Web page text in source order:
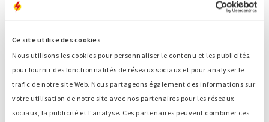
Ce site utilise des cookies
Nous utilisons les cookies pour personnaliser le contenu et les publicités,
pour fournir des fonctionnalités de réseaux sociaux et pour analyser le
trafic de notre site Web. Nous partageons également des informations sur
votre utilisation de notre site avec nos partenaires pour les réseaux
sociaux, la publicité et l'analyse. Ces partenaires peuvent combiner ces
Informations sur le produit
Numéro
A2313
PRP kVA
0 kVA
Sortie (LTP)
2590 kVA
Modèle
Open set